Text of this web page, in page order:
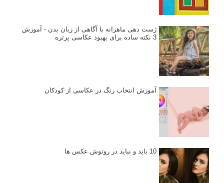
ژست دهی ماهرانه با آگاهی از زبان بدن - آموزش
3 نکته ساده برای بهبود عکاسی پرتره
آموزش انتخاب رنگ در عکاسی از کودکان
10 باید و نباید در روتوش عکس ها